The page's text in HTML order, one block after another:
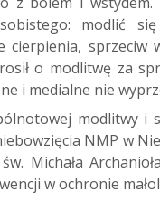
modlić
cierpienia,
o modlitwę za
i medialne nie
modlitwy i
NMP w
Michała
w ochronie